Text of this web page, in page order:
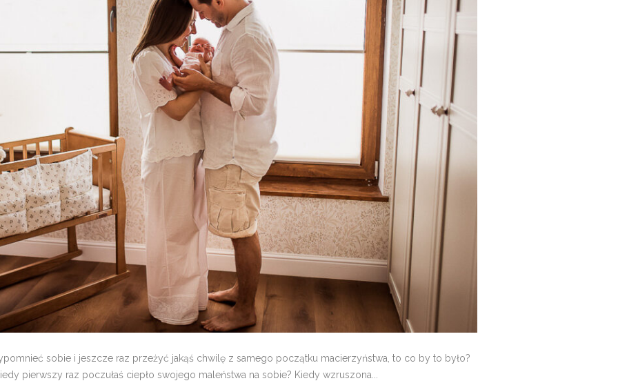
sobie i jeszcze raz przeżyć jakąś chwilę z samego początku macierzyństwa, to co by to było?
pierwszy raz poczułaś ciepło swojego maleństwa na sobie? Kiedy wzruszona...